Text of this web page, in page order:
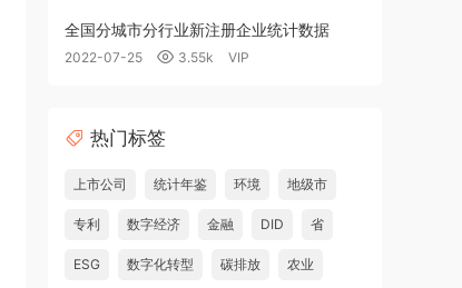
全国分城市分行业新注册企业统计数据
2022-07-25 3.55k VIP
热门标签
上市公司 统计年鉴 环境 地级市
专利 数字经济 金融 DID 省
ESG 数字化转型 碳排放 农业